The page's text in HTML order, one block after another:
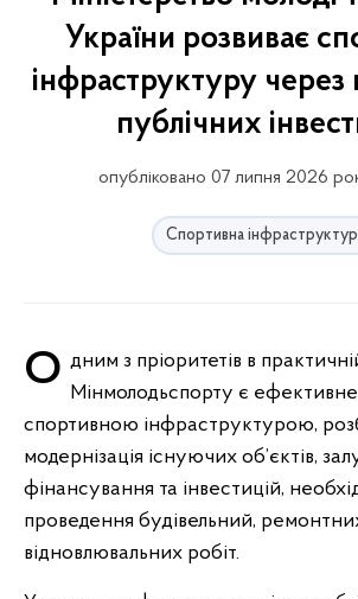
України розвиває
інфраструктуру через
публічних
опубліковано 07 липня 2026
Спортивна
Одним з пріоритетів в практичній діяльності Мінмолодьспорту є ефективне
спортивною інфраструктурою,
модернізація існуючих об’єктів,
фінансування та інвестицій,
проведення будівельний,
відновлювальних робіт.